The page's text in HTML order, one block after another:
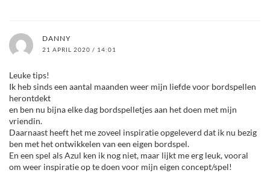
DANNY
21 APRIL 2020 / 14:01
Leuke tips!
Ik heb sinds een aantal maanden weer mijn liefde voor bordspellen
herontdekt
en ben nu bijna elke dag bordspelletjes aan het doen met mijn
vriendin.
Daarnaast heeft het me zoveel inspiratie opgeleverd dat ik nu bezig
ben met het ontwikkelen van een eigen bordspel.
En een spel als Azul ken ik nog niet, maar lijkt me erg leuk, vooral
om weer inspiratie op te doen voor mijn eigen concept/spel!